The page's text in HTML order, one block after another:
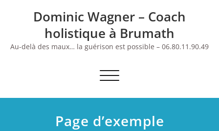
Dominic Wagner – Coach
holistique à Brumath
Au-delà des maux… la guérison est possible – 06.80.11.90.49
Afficher/masquer la navigation
Page d’exemple